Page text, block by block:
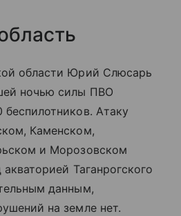
области Юрий Слюсарь
ночью силы ПВО
Атаку
Каменском,
и Морозовском
Таганрогского
данным,
на земле нет.